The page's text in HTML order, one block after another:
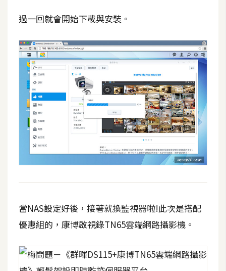
提
過一回就會開始下載與安裝。
當NAS設定好後，接著就換監視器啦!此次是搭配
優惠組的，康博啟視錄TN65雲端網路攝影機。